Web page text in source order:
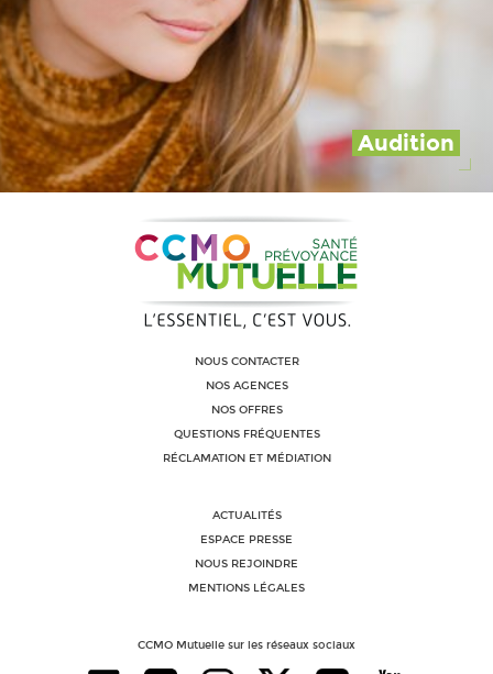
Audition
NOUS CONTACTER
NOS AGENCES
NOS OFFRES
QUESTIONS FRÉQUENTES
RÉCLAMATION ET MÉDIATION
ACTUALITÉS
ESPACE PRESSE
NOUS REJOINDRE
MENTIONS LÉGALES
CCMO Mutuelle sur les réseaux sociaux